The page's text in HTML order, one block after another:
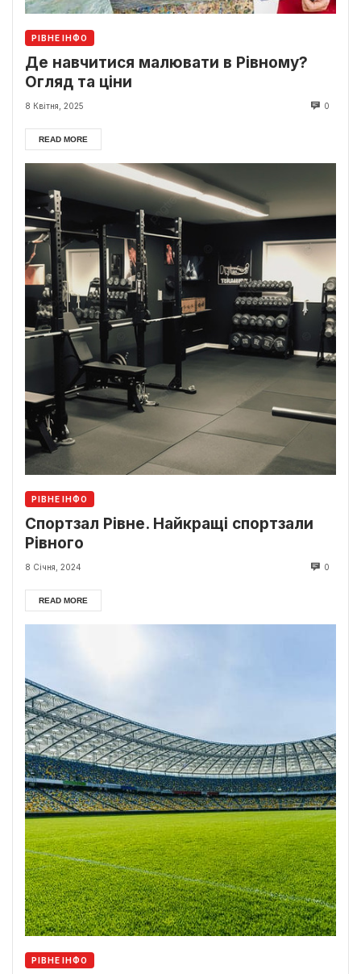
РІВНЕ ІНФО
Де навчитися малювати в Рівному?
Огляд та ціни
8 Квітня, 2025 0
READ MORE
РІВНЕ ІНФО
Спортзал Рівне. Найкращі спортзали
Рівного
8 Січня, 2024 0
READ MORE
РІВНЕ ІНФО